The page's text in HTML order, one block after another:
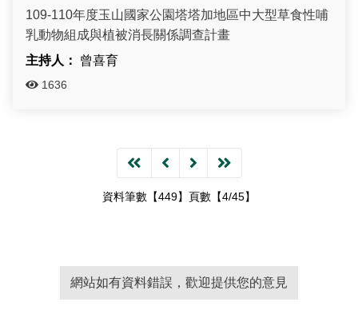
109-110年度玉山國家公園塔塔加地區中大型草食性哺
乳動物組成與植被消長關係調查計畫
曾喜育
1636
資料筆數【449】頁數【4/45】
網站如有資料錯誤，歡迎提供您的意見